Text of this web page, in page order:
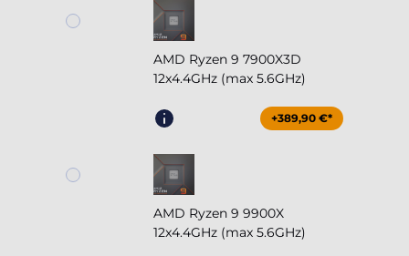
AMD Ryzen 9 7900X3D
12x4.4GHz (max 5.6GHz)
+389,90 €*
AMD Ryzen 9 9900X
12x4.4GHz (max 5.6GHz)